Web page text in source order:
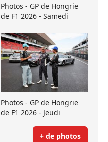
Photos - GP de Hongrie
de F1 2026 - Samedi
Photos - GP de Hongrie
de F1 2026 - Jeudi
+ de photos